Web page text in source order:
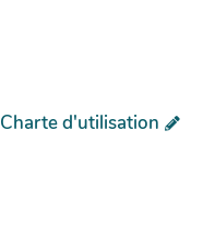
Charte d'utilisation